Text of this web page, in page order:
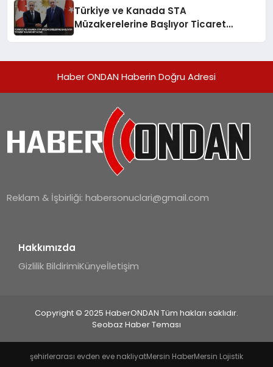
Türkiye ve Kanada STA
Müzakerelerine Başlıyor Ticaret
Haber ONDAN Haberin Doğru Adresi
Reklam & İşbirliği:habersonuclari@gmail.com
Hakkımızda
Gizlilik BildirimiKünyeİletişim
Copyright © 2025 HaberONDAN Tüm hakları saklıdır.
Seobaz Haber Teması
şehirlerarası evden eve nakliyatMersin HaberMersin Lojistik